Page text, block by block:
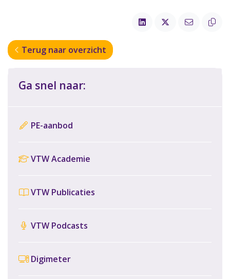
Terug naar overzicht
Ga snel naar:
PE-aanbod
VTW Academie
VTW Publicaties
VTW Podcasts
Digimeter